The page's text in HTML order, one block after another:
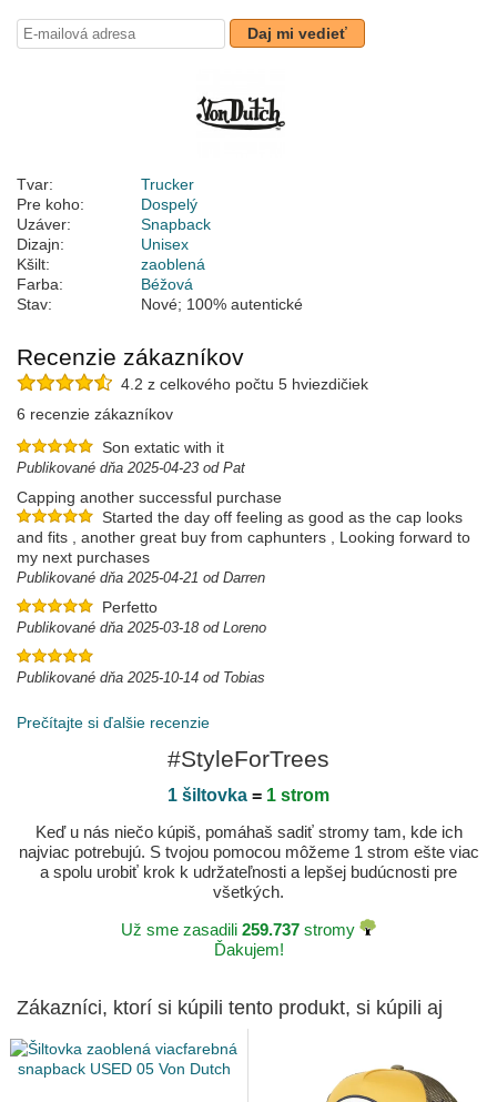
Daj mi vedieť
Tvar:
Trucker
Pre koho:
Dospelý
Uzáver:
Snapback
Dizajn:
Unisex
Kšilt:
zaoblená
Farba:
Béžová
Stav:
Nové; 100% autentické
Recenzie zákazníkov
4.2 z celkového počtu 5 hviezdičiek
6 recenzie zákazníkov
Son extatic with it
Publikované dňa 2025-04-23 od Pat
Capping another successful purchase
Started the day off feeling as good as the cap looks
and fits , another great buy from caphunters , Looking forward to
my next purchases
Publikované dňa 2025-04-21 od Darren
Perfetto
Publikované dňa 2025-03-18 od Loreno
Publikované dňa 2025-10-14 od Tobias
Prečítajte si ďalšie recenzie
#StyleForTrees
1 šiltovka = 1 strom
Keď u nás niečo kúpiš, pomáhaš sadiť stromy tam, kde ich
najviac potrebujú. S tvojou pomocou môžeme 1 strom ešte viac
a spolu urobiť krok k udržateľnosti a lepšej budúcnosti pre
všetkých.
Už sme zasadili 259.737 stromy
Ďakujem!
Zákazníci, ktorí si kúpili tento produkt, si kúpili aj